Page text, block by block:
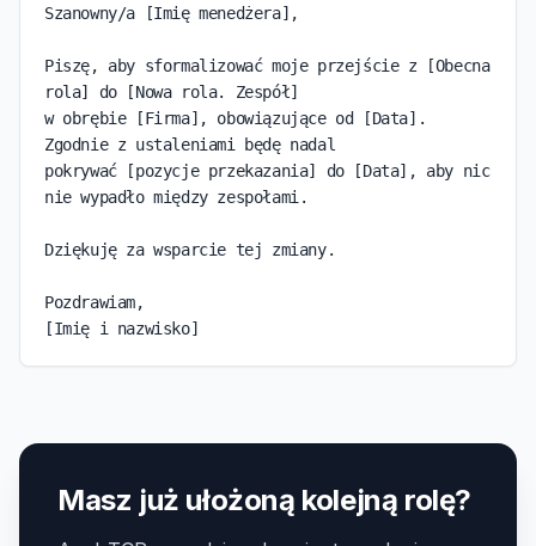
Szanowny/a [Imię menedżera],
Piszę, aby sformalizować moje przejście z [Obecna
rola] do [Nowa rola. Zespół]
w obrębie [Firma], obowiązujące od [Data].
Zgodnie z ustaleniami będę nadal
pokrywać [pozycje przekazania] do [Data], aby nic
nie wypadło między zespołami.
Dziękuję za wsparcie tej zmiany.
Pozdrawiam,
[Imię i nazwisko]
Masz już ułożoną kolejną rolę?